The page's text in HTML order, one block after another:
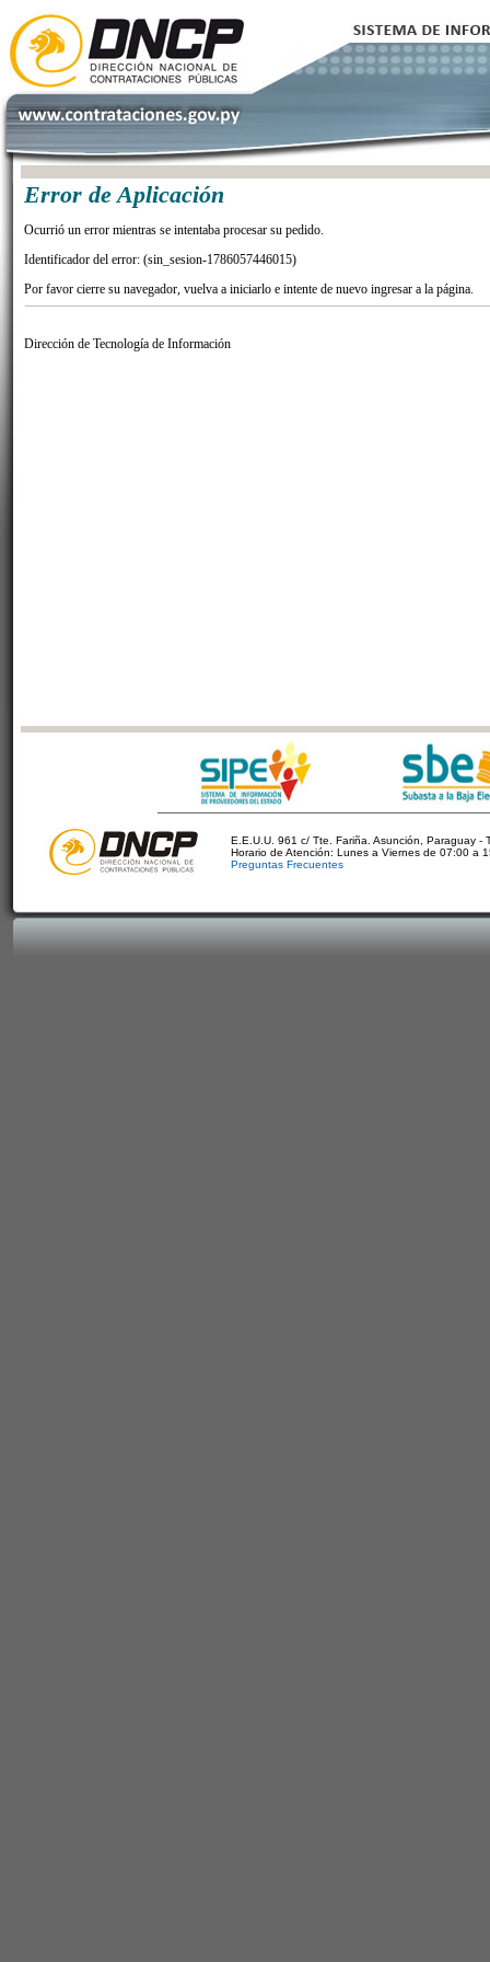
Error de Aplicación
Ocurrió un error mientras se intentaba procesar su pedido.
Identificador del error: (sin_sesion-1786057446015)
Por favor cierre su navegador, vuelva a iniciarlo e intente de nuevo ingresar a la página.
Dirección de Tecnología de Información
E.E.U.U. 961 c/ Tte. Fariña. Asunción, Paraguay -
Horario de Atención: Lunes a Viernes de 07:00 a
Preguntas Frecuentes